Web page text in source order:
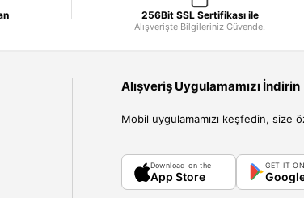
256Bit SSL Sertifikası ile
Alışverişte Bilgileriniz Güvende.
Alışveriş Uygulamamızı İndirin
Mobil uygulamamızı keşfedin, size
Download on the
App Store
GET IT ON